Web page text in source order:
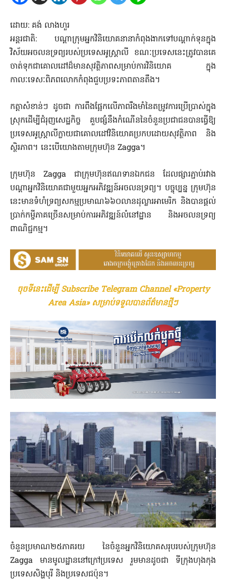
ដោយ: គង់ លាងហួរ
អន្តរជាតិ: បណ្តាក្រុមអ្នកវិនិយោគនានាកំពុងងាកទៅបណ្តាក់ទុនក្នុង
វិស័យអចលនទ្រព្យរបស់ប្រទេសអូស្ត្រាលី ខណៈប្រទេសនេះត្រូវបានគេ
ចាត់ទុកជាគោលដៅដ៏មានសុវត្ថិភាពសម្រាប់ការវិនិយោគ ក្នុង
កាលៈទេសៈពិភពលោកកំពុងជួបប្រទះភាពតានតឹង។
កត្តាសំខាន់ៗ ដូចជា ការពឹងផ្អែកលើភាពរឹងមាំនៃតម្រូវការប្រើប្រាស់ក្នុង
ស្រុកដើម្បីជំរុញសេដ្ឋកិច្ច គួបផ្សំនឹងកំណើននៃចំនួនប្រជាជនបានធ្វើឱ្យ
ប្រទេសអូស្ត្រាលីក្លាយជាគោលដៅវិនិយោគប្រកបដោយសុវត្ថិភាព និង
ស្ថិរភាព។ នេះបើយោងតាមក្រុមហ៊ុន Zagga។
ក្រុមហ៊ុន Zagga ជាក្រុមហ៊ុនឥណទានឯកជន ដែលផ្សារភ្ជាប់រវាង
បណ្តាអ្នកវិនិយោគជាមួយអ្នកអភិវឌ្ឍន៍អចលនទ្រព្យ។ បច្ចុប្បន្ន ក្រុមហ៊ុន
នេះមានទំហំទ្រព្យសកម្មប្រមាណ៦៦០លានដុល្លារអាមេរិក និងបានផ្តល់
ប្រាក់កម្ចីភាគច្រើនសម្រាប់ការអភិវឌ្ឍន៍លំនៅដ្ឋាន និងអចលនទ្រព្យ
ពាណិជ្ជកម្ម។
ចុចទីនេះដើម្បី Subscribe Telegram Channel «Property
Area Asia» សម្រាប់ទទួលបានព័ត៌មានថ្មីៗ
ចំនួនប្រមាណ២៥ភាគរយ នៃចំនួនអ្នកវិនិយោគសរុបរបស់ក្រុមហ៊ុន
Zagga មានមូលដ្ឋាននៅក្រៅប្រទេស រួមមានដូចជា ទីក្រុងហុងកុង
ប្រទេសសិង្ហបុរី និងប្រទេសជប៉ុន។